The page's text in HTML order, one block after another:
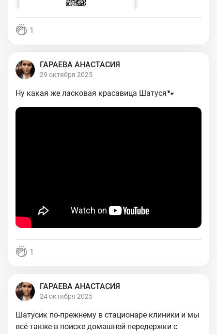
1
ГАРАЕВА АНАСТАСИЯ
29 октября 2025
Ну какая же ласковая красавица Шатуся🐾
1
ГАРАЕВА АНАСТАСИЯ
24 октября 2025
Шатусик по-прежнему в стационаре клиники и мы
всё также в поиске домашней передержки с